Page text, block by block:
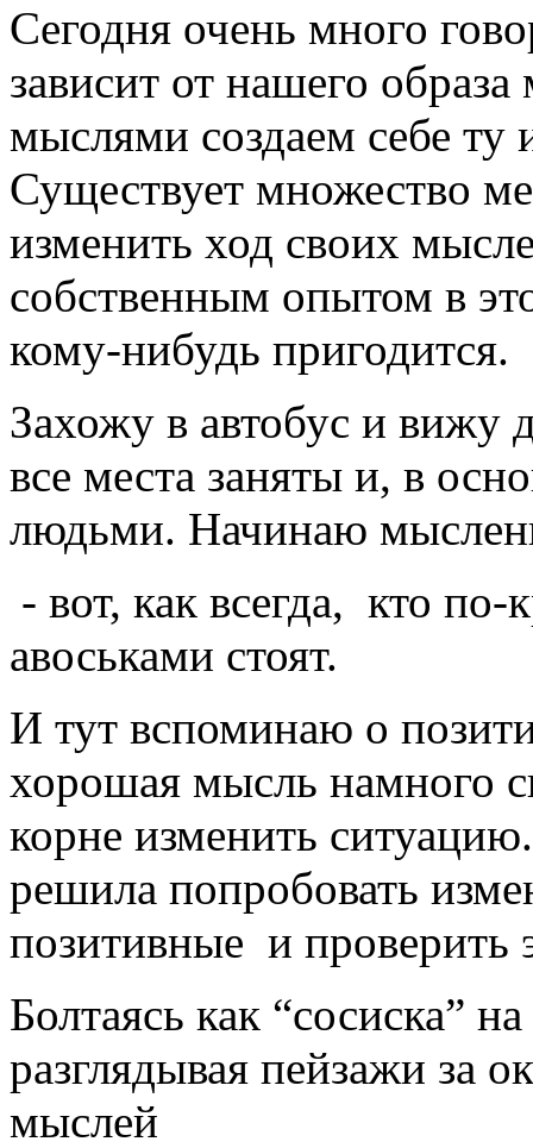
Сегодня очень много
зависит от нашего
мыслями создаем себе
Существует множество
изменить ход своих
собственным опытом в
кому-нибудь пригодится.
Захожу в автобус и вижу
все места заняты и, в
людьми. Начинаю
- вот, как всегда, кто
авоськами стоят.
И тут вспоминаю о
хорошая мысль намного
корне изменить
решила попробовать
позитивные и проверить
Болтаясь как “сосиска”
разглядывая пейзажи за
мыслей